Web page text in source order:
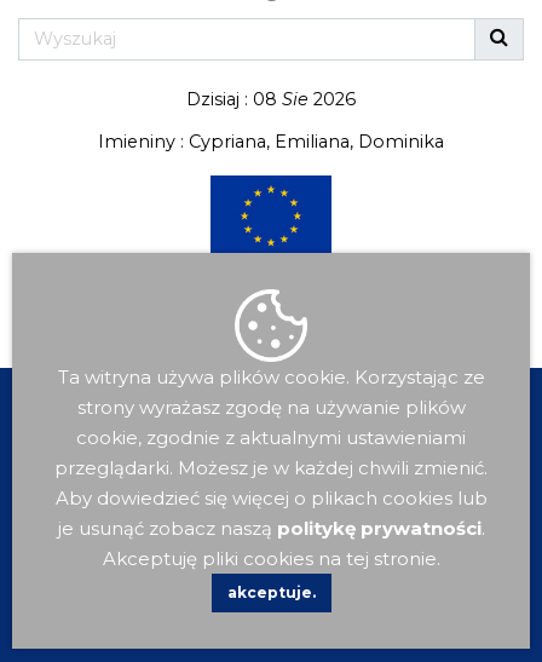
Dzisiaj : 08 Sie 2026
Imieniny : Cypriana, Emiliana, Dominika
Ta witryna używa plików cookie. Korzystając ze
strony wyrażasz zgodę na używanie plików
cookie, zgodnie z aktualnymi ustawieniami
przeglądarki. Możesz je w każdej chwili zmienić.
Aby dowiedzieć się więcej o plikach cookies lub
je usunąć zobacz naszą politykę prywatności.
Akceptuję pliki cookies na tej stronie.
akceptuje.